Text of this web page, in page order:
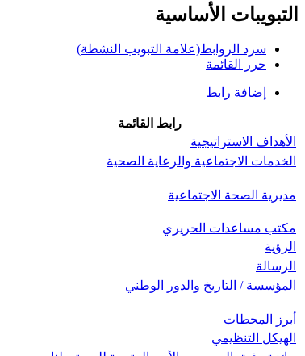
التبويبات الأساسية
سرد الروابط(علامة التبويب النشطة)
حرر القائمة
إضافة رابط
رابط القائمة
الأهداف الاستراتيجية
الخدمات الاجتماعية والرعاية الصحية
مديرية الصحة الاجتماعية
مكتب مساعدات الحريري
الرؤية
الرسالة
المؤسسة / التاريخ والدور الوطني
أبرز المحطات
الهيكل التنظيمي